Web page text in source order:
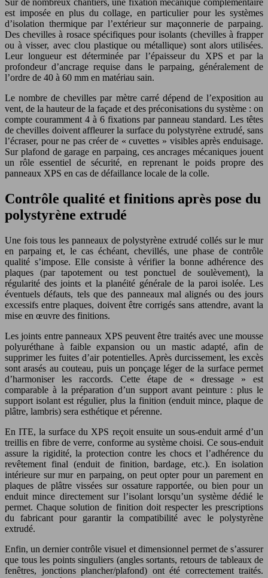
Sur de nombreux chantiers, une fixation mécanique complémentaire
est imposée en plus du collage, en particulier pour les systèmes
d’isolation thermique par l’extérieur sur maçonnerie de parpaing.
Des chevilles à rosace spécifiques pour isolants (chevilles à frapper
ou à visser, avec clou plastique ou métallique) sont alors utilisées.
Leur longueur est déterminée par l’épaisseur du XPS et par la
profondeur d’ancrage requise dans le parpaing, généralement de
l’ordre de 40 à 60 mm en matériau sain.
Le nombre de chevilles par mètre carré dépend de l’exposition au
vent, de la hauteur de la façade et des préconisations du système : on
compte couramment 4 à 6 fixations par panneau standard. Les têtes
de chevilles doivent affleurer la surface du polystyrène extrudé, sans
l’écraser, pour ne pas créer de « cuvettes » visibles après enduisage.
Sur plafond de garage en parpaing, ces ancrages mécaniques jouent
un rôle essentiel de sécurité, en reprenant le poids propre des
panneaux XPS en cas de défaillance locale de la colle.
Contrôle qualité et finitions après pose du
polystyrène extrudé
Une fois tous les panneaux de polystyrène extrudé collés sur le mur
en parpaing et, le cas échéant, chevillés, une phase de contrôle
qualité s’impose. Elle consiste à vérifier la bonne adhérence des
plaques (par tapotement ou test ponctuel de soulèvement), la
régularité des joints et la planéité générale de la paroi isolée. Les
éventuels défauts, tels que des panneaux mal alignés ou des jours
excessifs entre plaques, doivent être corrigés sans attendre, avant la
mise en œuvre des finitions.
Les joints entre panneaux XPS peuvent être traités avec une mousse
polyuréthane à faible expansion ou un mastic adapté, afin de
supprimer les fuites d’air potentielles. Après durcissement, les excès
sont arasés au couteau, puis un ponçage léger de la surface permet
d’harmoniser les raccords. Cette étape de « dressage » est
comparable à la préparation d’un support avant peinture : plus le
support isolant est régulier, plus la finition (enduit mince, plaque de
plâtre, lambris) sera esthétique et pérenne.
En ITE, la surface du XPS reçoit ensuite un sous-enduit armé d’un
treillis en fibre de verre, conforme au système choisi. Ce sous-enduit
assure la rigidité, la protection contre les chocs et l’adhérence du
revêtement final (enduit de finition, bardage, etc.). En isolation
intérieure sur mur en parpaing, on peut opter pour un parement en
plaques de plâtre vissées sur ossature rapportée, ou bien pour un
enduit mince directement sur l’isolant lorsqu’un système dédié le
permet. Chaque solution de finition doit respecter les prescriptions
du fabricant pour garantir la compatibilité avec le polystyrène
extrudé.
Enfin, un dernier contrôle visuel et dimensionnel permet de s’assurer
que tous les points singuliers (angles sortants, retours de tableaux de
fenêtres, jonctions plancher/plafond) ont été correctement traités.